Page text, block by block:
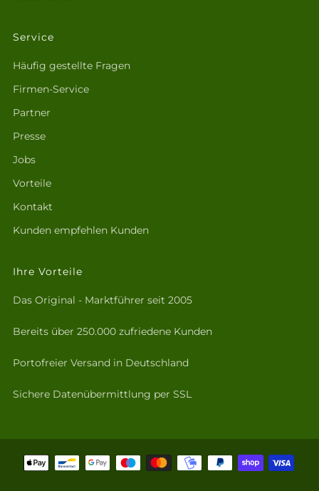
Service
Häufig gestellte Fragen
Firmen-Service
Partner
Presse
Jobs
Vorteile
Kontakt
Kunden empfehlen Kunden
Ihre Vorteile
Das Original - Marktführer seit 2005
Bereits über 250.000 zufriedene Kunden
Portofreier Versand in Deutschland
Sichere Datenübermittlung per SSL